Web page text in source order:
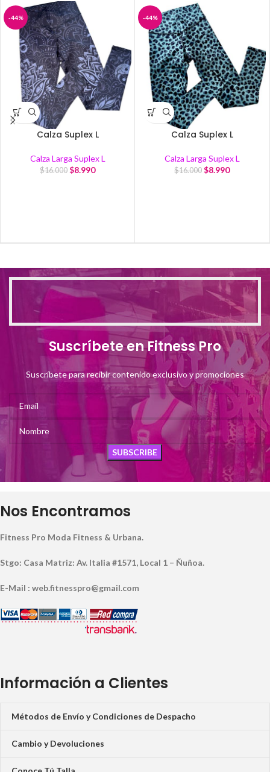
-44%
Calza Suplex L
Calza Larga Suplex L
$16.000 $8.990
-44%
Calza Suplex L
Calza Larga Suplex L
$16.000 $8.990
Suscríbete en Fitness Pro
Suscríbete para recibir contenido exclusivo y promociones
Nos Encontramos
Fitness Pro Moda Fitness & Urbana.
Stgo: Casa Matriz: Av. Italia #1571, Local 1 – Ñuñoa.
E-Mail : web.fitnesspro@gmail.com
Información a Clientes
Métodos de Envío y Condiciones de Despacho
Cambio y Devoluciones